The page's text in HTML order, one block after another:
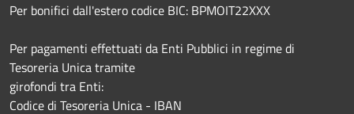
Per bonifici dall'estero codice BIC: BPMOIT22XXX
Per pagamenti effettuati da Enti Pubblici in regime di
Tesoreria Unica tramite
girofondi tra Enti:
Codice di Tesoreria Unica - IBAN